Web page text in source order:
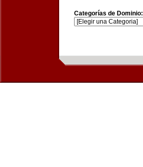
Categorías de Dominio: